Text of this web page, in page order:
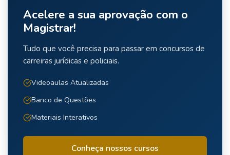
Acelere a sua aprovação com o
Magistrar!
Tudo que você precisa para passar em concursos de
carreiras jurídicas e policiais.
Videoaulas Atualizadas
Banco de Questões
Materiais Interativos
Conheça nossos cursos